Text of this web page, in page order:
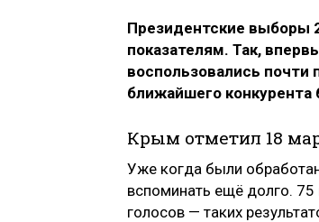
Президентские выборы
показателям. Так,
воспользовались почти
ближайшего конкурента
Крым отметил 18
Уже когда были
вспоминать ещё долго.
голосов — таких